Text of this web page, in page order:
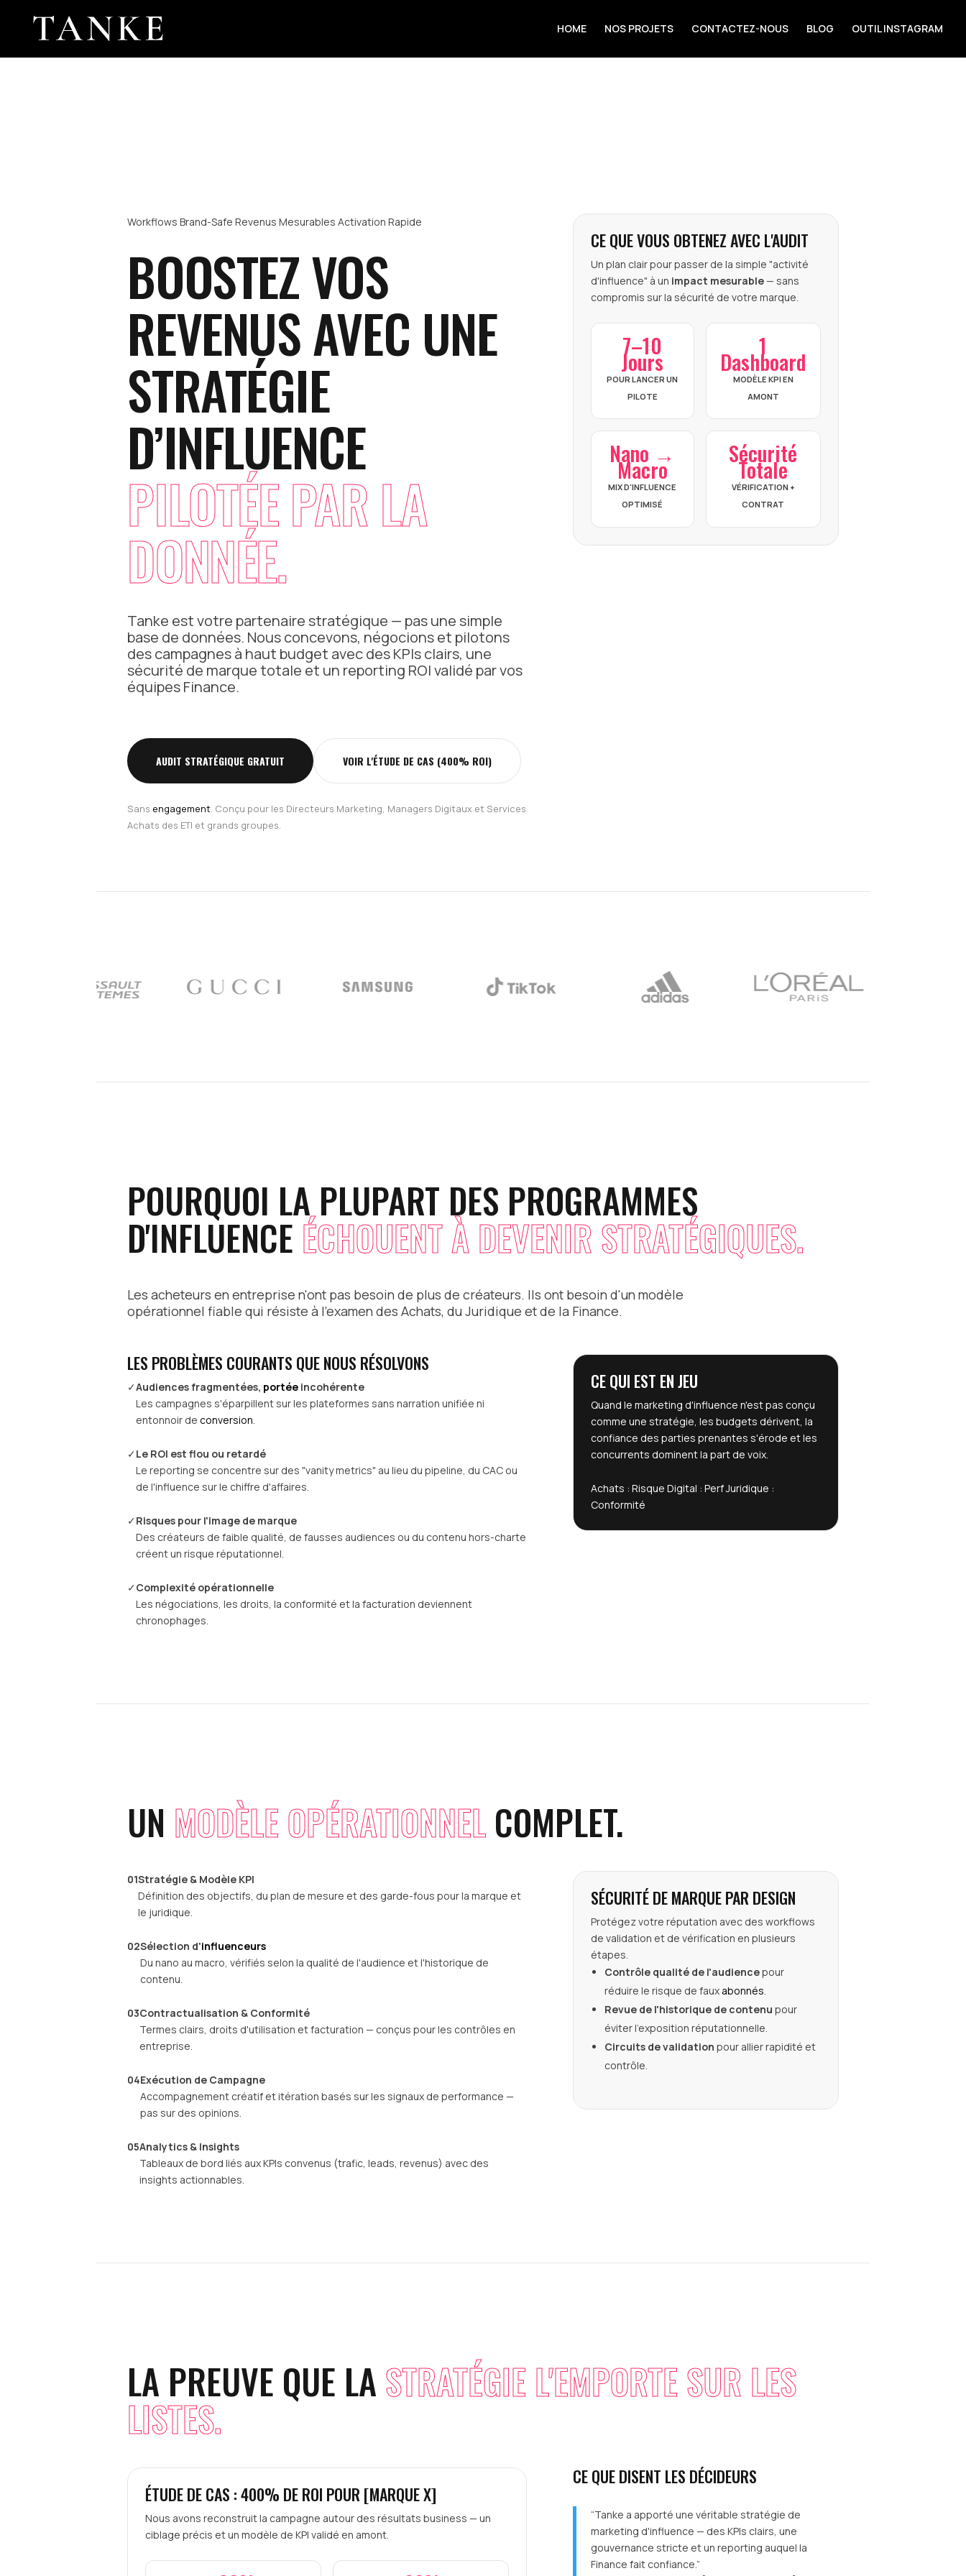
HOME NOS PROJETS CONTACTEZ-NOUS BLOG OUTIL INSTAGRAM
Workflows Brand-Safe Revenus Mesurables Activation Rapide
BOOSTEZ VOS
REVENUS AVEC UNE
STRATÉGIE
D’INFLUENCE
PILOTÉE PAR LA
DONNÉE.
Tanke est votre partenaire stratégique — pas une simple
base de données. Nous concevons, négocions et pilotons
des campagnes à haut budget avec des KPIs clairs, une
sécurité de marque totale et un reporting ROI validé par vos
équipes Finance.
AUDIT STRATÉGIQUE GRATUIT VOIR L'ÉTUDE DE CAS (400% ROI)
Sans engagement. Conçu pour les Directeurs Marketing, Managers Digitaux et Services
Achats des ETI et grands groupes.
CE QUE VOUS OBTENEZ AVEC L'AUDIT
Un plan clair pour passer de la simple "activité
d'influence" à un impact mesurable— sans
compromis sur la sécurité de votre marque.
7–10
Jours
POUR LANCER UN
PILOTE
1
Dashboard
MODÈLE KPI EN
AMONT
Nano →
Macro
MIX D'INFLUENCE
OPTIMISÉ
Sécurité
Totale
VÉRIFICATION +
CONTRAT
POURQUOI LA PLUPART DES PROGRAMMES
D'INFLUENCE ÉCHOUENT À DEVENIR STRATÉGIQUES.
Les acheteurs en entreprise n'ont pas besoin de plus de créateurs. Ils ont besoin d'un modèle
opérationnel fiable qui résiste à l'examen des Achats, du Juridique et de la Finance.
LES PROBLÈMES COURANTS QUE NOUS RÉSOLVONS
✓Audiences fragmentées, portée incohérente
Les campagnes s'éparpillent sur les plateformes sans narration unifiée ni
entonnoir deconversion.
✓Le ROI est flou ou retardé
Le reporting se concentre sur des "vanity metrics" au lieu du pipeline, du CAC ou
de l'influence sur le chiffre d'affaires.
✓Risques pour l'image de marque
Des créateurs de faible qualité, de fausses audiences ou du contenu hors-charte
créent un risque réputationnel.
✓Complexité opérationnelle
Les négociations, les droits, la conformité et la facturation deviennent
chronophages.
CE QUI EST EN JEU
Quand le marketing d'influence n'est pas conçu
comme une stratégie, les budgets dérivent, la
confiance des parties prenantes s'érode et les
concurrents dominent la part de voix.
Achats : Risque Digital : PerfJuridique :
Conformité
UN MODÈLE OPÉRATIONNELCOMPLET.
01Stratégie & Modèle KPI
Définition des objectifs, du plan de mesure et des garde-fous pour la marque et
le juridique.
02Sélection d'influenceurs
Du nano au macro, vérifiés selon la qualité de l'audience et l'historique de
contenu.
03Contractualisation & Conformité
Termes clairs, droits d'utilisation et facturation — conçus pour les contrôles en
entreprise.
04Exécution de Campagne
Accompagnement créatif et itération basés sur les signaux de performance —
pas sur des opinions.
05Analytics & Insights
Tableaux de bord liés aux KPIs convenus (trafic, leads, revenus) avec des
insights actionnables.
SÉCURITÉ DE MARQUE PAR DESIGN
Protégez votre réputation avec des workflows
de validation et de vérification en plusieurs
étapes.
Contrôle qualité de l'audiencepour
réduire le risque de faux abonnés.
Revue de l'historique de contenu pour
éviter l'exposition réputationnelle.
Circuits de validation pour allier rapidité et
contrôle.
LA PREUVE QUE LASTRATÉGIE L'EMPORTE SUR LES
LISTES.
ÉTUDE DE CAS : 400% DE ROI POUR [MARQUE X]
Nous avons reconstruit la campagne autour des résultats business — un
ciblage précis et un modèle de KPI validé en amont.
CE QUE DISENT LES DÉCIDEURS
“Tanke a apporté une véritable stratégie de
marketing d'influence — des KPIs clairs, une
gouvernance stricte et un reporting auquel la
Finance fait confiance.”